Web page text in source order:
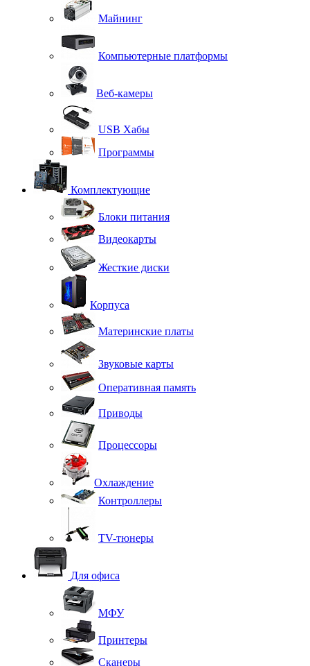
Майнинг
Компьютерные платформы
Веб-камеры
USB Хабы
Программы
Комплектующие
Блоки питания
Видеокарты
Жесткие диски
Корпуса
Материнские платы
Звуковые карты
Оперативная память
Приводы
Процессоры
Охлаждение
Контроллеры
TV-тюнеры
Для офиса
МФУ
Принтеры
Сканеры